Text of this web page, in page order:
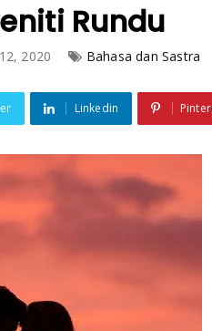
Rundu
2020 Bahasa dan Sastra
Linkedin